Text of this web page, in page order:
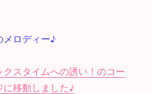
メロディー♪
スタイムへの誘い！のコー
に移動しました♪